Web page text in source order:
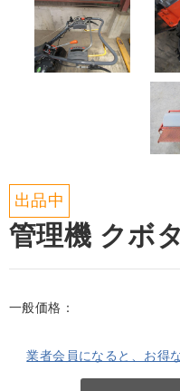
出品中
管理機 クボ
一般価格：
業者会員になると、お得